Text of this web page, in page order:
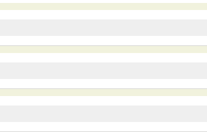
oferecer opções de fotografia com
significativa, pois pode resultar em fotos
recargas frequentes, dependendo do uso. A